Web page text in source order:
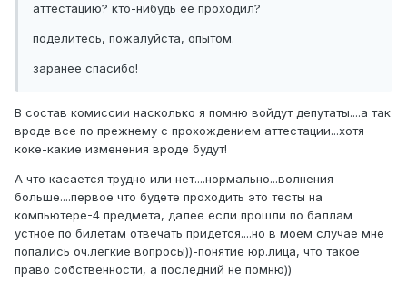
аттестацию? кто-нибудь ее проходил?
поделитесь, пожалуйста, опытом.
заранее спасибо!
В состав комиссии насколько я помню войдут депутаты....а так
вроде все по прежнему с прохождением аттестации...хотя
коке-какие изменения вроде будут!
А что касается трудно или нет....нормально...волнения
больше....первое что будете проходить это тесты на
компьютере-4 предмета, далее если прошли по баллам
устное по билетам отвечать придется....но в моем случае мне
попались оч.легкие вопросы))-понятие юр.лица, что такое
право собственности, а последний не помню))